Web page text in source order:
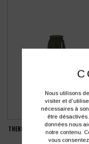
THERMOS INOX RECYCLÉ MAKITO
500 ML AVEC TASSE
Nous utilisons
visiter et
nécessaires à
être
données nous
notre contenu.
vous